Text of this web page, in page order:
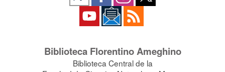
Biblioteca Florentino Ameghino
Biblioteca Central de la